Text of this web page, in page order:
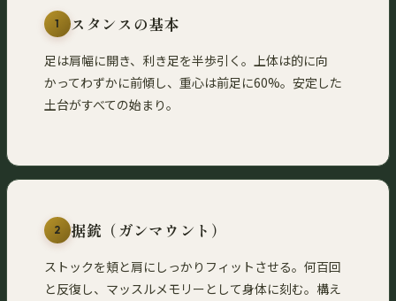
1 スタンスの基本
足は肩幅に開き、利き足を半歩引く。上体は的に向
かってわずかに前傾し、重心は前足に60%。安定した
土台がすべての始まり。
2 据銃（ガンマウント）
ストックを頬と肩にしっかりフィットさせる。何百回
と反復し、マッスルメモリーとして身体に刻む。構え